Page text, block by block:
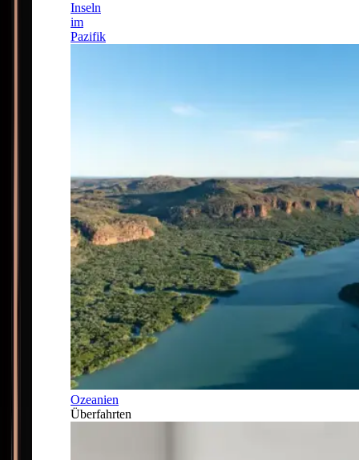
Inseln
im
Pazifik
Ozeanien
Überfahrten